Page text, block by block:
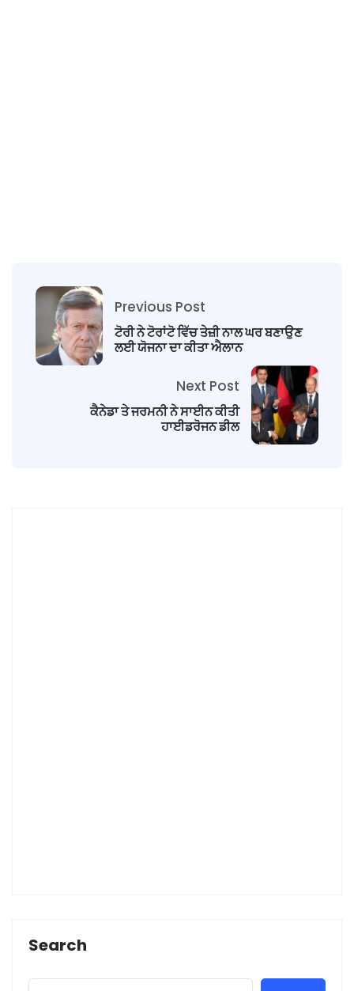
Previous Post
ਟੋਰੀ ਨੇ ਟੋਰਾਂਟੋ ਵਿੱਚ ਤੇਜ਼ੀ ਨਾਲ ਘਰ ਬਣਾਉਣ
ਲਈ ਯੋਜਨਾ ਦਾ ਕੀਤਾ ਐਲਾਨ
Next Post
ਕੈਨੇਡਾ ਤੇ ਜਰਮਨੀ ਨੇ ਸਾਈਨ ਕੀਤੀ
ਹਾਈਡਰੋਜਨ ਡੀਲ
Search